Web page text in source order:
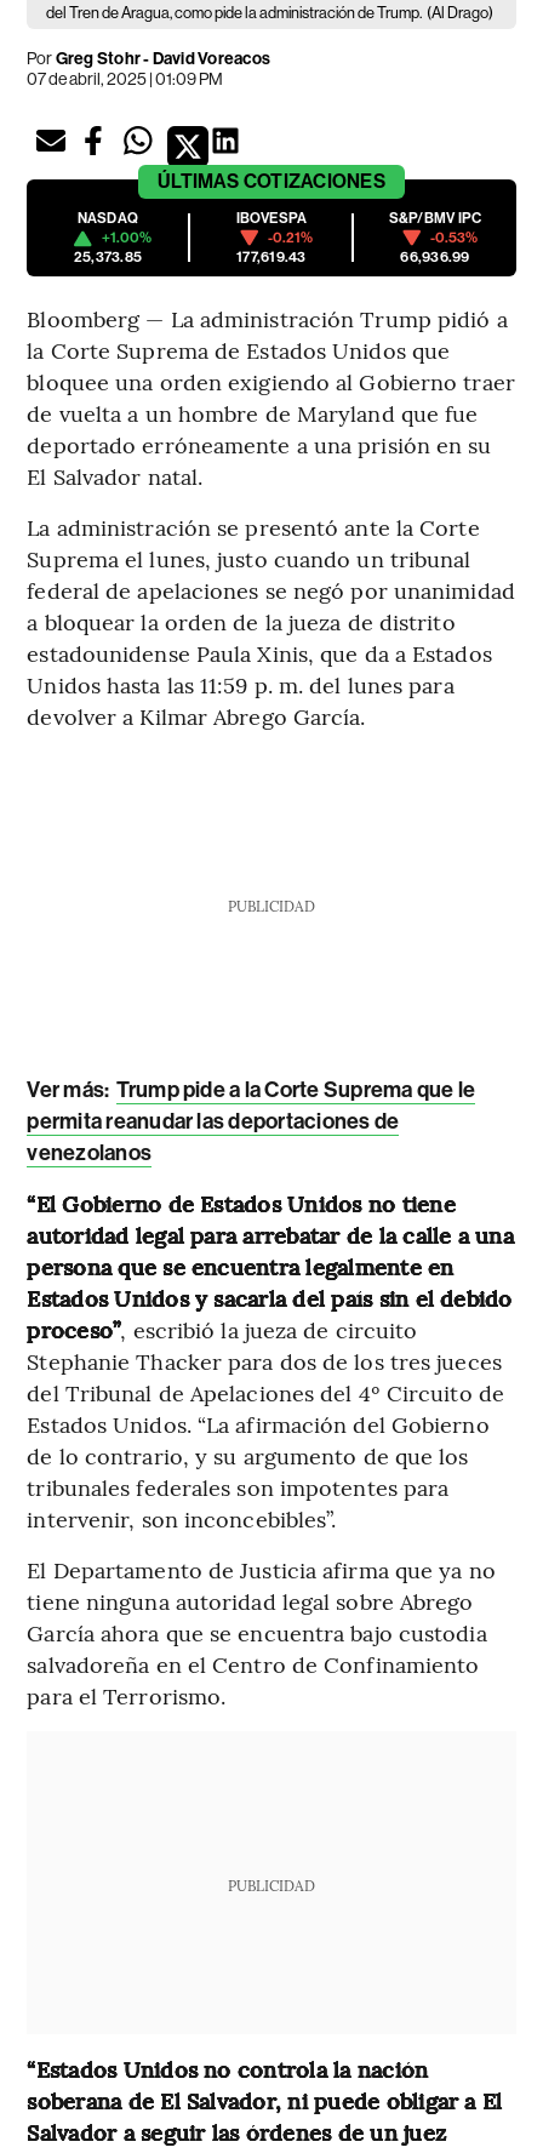
del Tren de Aragua, como pide la administración de Trump. (Al Drago)
PorGreg Stohr - David Voreacos
07 de abril, 2025 | 01:09 PM
ÚLTIMAS COTIZACIONES
NASDAQ
+1.00%
25,373.85
IBOVESPA
-0.21%
177,619.43
S&P/BMV IPC
-0.53%
66,936.99
Bloomberg — La administración Trump pidió a
la Corte Suprema de Estados Unidos que
bloquee una orden exigiendo al Gobierno traer
de vuelta a un hombre de Maryland que fue
deportado erróneamente a una prisión en su
El Salvador natal.
La administración se presentó ante la Corte
Suprema el lunes, justo cuando un tribunal
federal de apelaciones se negó por unanimidad
a bloquear la orden de la jueza de distrito
estadounidense Paula Xinis, que da a Estados
Unidos hasta las 11:59 p. m. del lunes para
devolver a Kilmar Abrego García.
PUBLICIDAD
Ver más: Trump pide a la Corte Suprema que le
permita reanudar las deportaciones de
venezolanos
“El Gobierno de Estados Unidos no tiene
autoridad legal para arrebatar de la calle a una
persona que se encuentra legalmente en
Estados Unidos y sacarla del país sin el debido
proceso”, escribió la jueza de circuito
Stephanie Thacker para dos de los tres jueces
del Tribunal de Apelaciones del 4º Circuito de
Estados Unidos. “La afirmación del Gobierno
de lo contrario, y su argumento de que los
tribunales federales son impotentes para
intervenir, son inconcebibles”.
El Departamento de Justicia afirma que ya no
tiene ninguna autoridad legal sobre Abrego
García ahora que se encuentra bajo custodia
salvadoreña en el Centro de Confinamiento
para el Terrorismo.
PUBLICIDAD
“Estados Unidos no controla la nación
soberana de El Salvador, ni puede obligar a El
Salvador a seguir las órdenes de un juez